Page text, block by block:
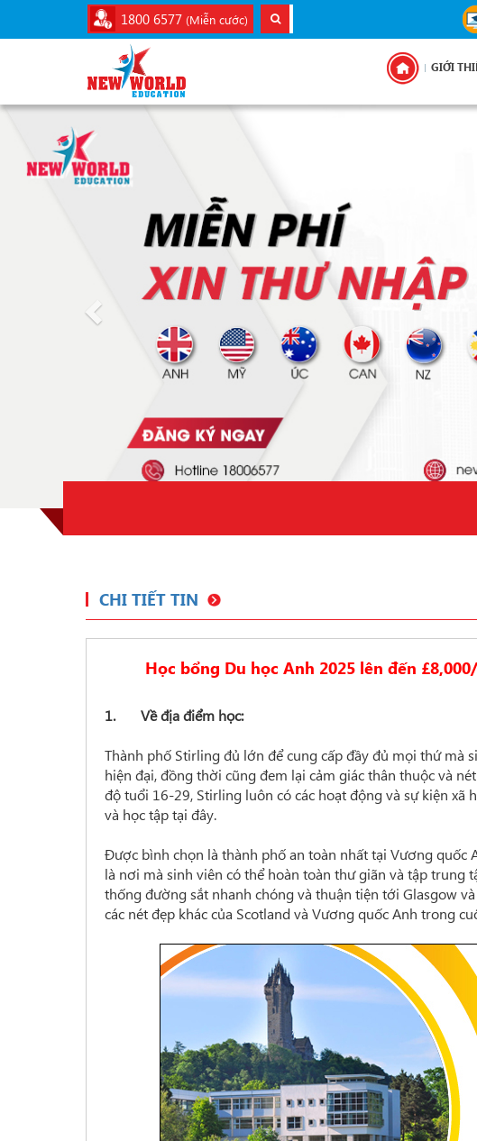
1800 6577 (Miễn cước)
GIỚI
Previous
CHI TIẾT TIN
Học bổng Du học Anh 2025 lên đến
1. Về địa điểm học:
Thành phố Stirling đủ lớn để cung cấp đầy đủ mọi thứ
hiện đại, đồng thời cũng đem lại cảm giác thân thuộc và
độ tuổi 16-29, Stirling luôn có các hoạt động và sự kiện xã
và học tập tại đây.
Được bình chọn là thành phố an toàn nhất tại Vương quốc
là nơi mà sinh viên có thể hoàn toàn thư giãn và tập trung
thống đường sắt nhanh chóng và thuận tiện tới Glasgow
các nét đẹp khác của Scotland và Vương quốc Anh trong